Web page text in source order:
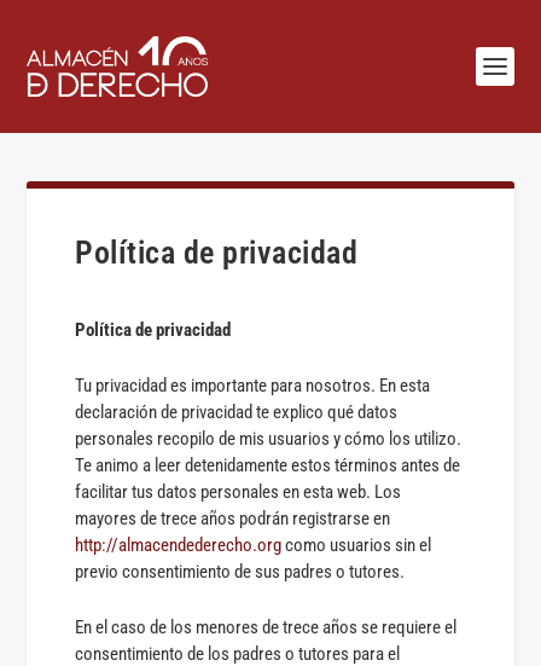
Política de privacidad
Política de privacidad
Tu privacidad es importante para nosotros. En esta
declaración de privacidad te explico qué datos
personales recopilo de mis usuarios y cómo los utilizo.
Te animo a leer detenidamente estos términos antes de
facilitar tus datos personales en esta web. Los
mayores de trece años podrán registrarse en
http://almacendederecho.orgcomo usuarios sin el
previo consentimiento de sus padres o tutores.
En el caso de los menores de trece años se requiere el
consentimiento de los padres o tutores para el